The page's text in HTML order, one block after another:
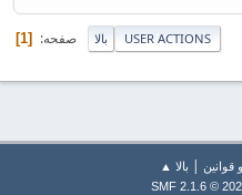
بالا صفحه 1 USER ACTIONS
بالا ▲
SMF 2.1.6 ©